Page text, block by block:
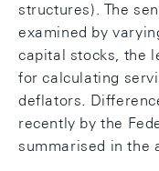
structures). The
examined by
capital stocks, the
for calculating
deflators.
recently by the
summarised in the